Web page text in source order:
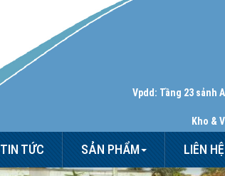
Vpdd: Tầng 23 sảnh
Kho &
TIN TỨC SẢN PHẨM LIÊN HỆ